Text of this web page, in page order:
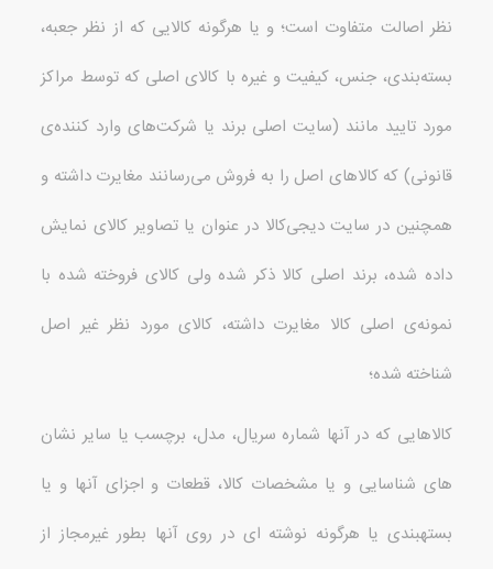
نظر اصالت متفاوت است؛ و یا هرگونه کالایی که از نظر جعبه،
بسته‌بندی، جنس، کیفیت و غیره با کالای اصلی که توسط مراکز
مورد تایید مانند (سایت اصلی برند یا شرکت‌های وارد کننده‌ی
قانونی) که کالاهای اصل را به ‌فروش می‌رسانند مغایرت داشته و
همچنین در سایت دیجی‌کالا در عنوان یا تصاویر کالای نمایش
داده شده، برند اصلی کالا ذکر شده ولی کالای فروخته شده با
نمونه‌ی اصلی کالا مغایرت داشته، کالای مورد نظر غیر اصل
شناخته شده؛
کالاهایی که در آنها شماره سریال، مدل، برچسب یا سایر نشان
های شناسایی و یا مشخصات کالا، قطعات و اجزای آنها و یا
بستهبندی یا هرگونه نوشته ای در روی آنها بطور غیرمجاز از